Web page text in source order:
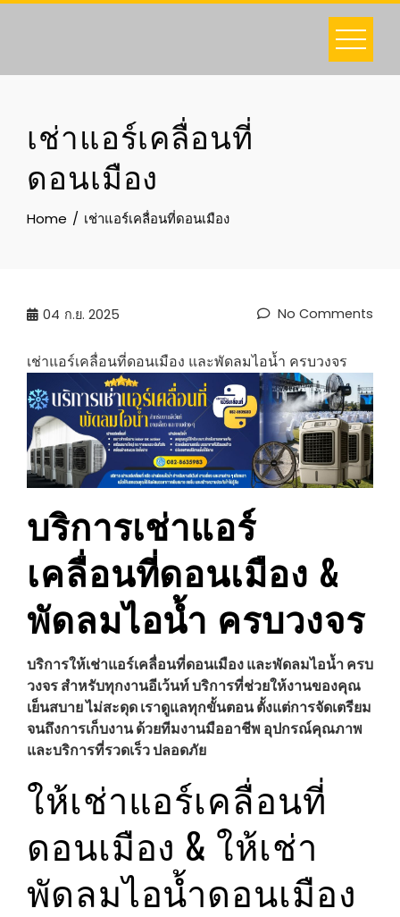
Skip
เช่าแอร์เคลื่อนที่
ดอนเมือง
Home เช่าแอร์เคลื่อนที่ดอนเมือง
04 ก.ย. 2025 No Comments
เช่าแอร์เคลื่อนที่ดอนเมือง และพัดลมไอน้ำ ครบวงจร
บริการเช่าแอร์
เคลื่อนที่ดอนเมือง &
พัดลมไอน้ำ ครบวงจร
บริการให้เช่าแอร์เคลื่อนที่ดอนเมือง และพัดลมไอน้ำ ครบ
วงจร สำหรับทุกงานอีเว้นท์ บริการที่ช่วยให้งานของคุณ
เย็นสบาย ไม่สะดุด เราดูแลทุกขั้นตอน ตั้งแต่การจัดเตรียม
จนถึงการเก็บงาน ด้วยทีมงานมืออาชีพ อุปกรณ์คุณภาพ
และบริการที่รวดเร็ว ปลอดภัย
ให้เช่าแอร์เคลื่อนที่
ดอนเมือง & ให้เช่า
พัดลมไอน้ำดอนเมือง